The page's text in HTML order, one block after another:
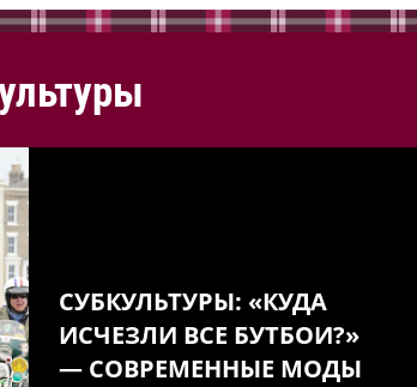
СУБКУЛЬТУРЫ: «КУДА
ИСЧЕЗЛИ ВСЕ БУТБОИ?»
— СОВРЕМЕННЫЕ МОДЫ